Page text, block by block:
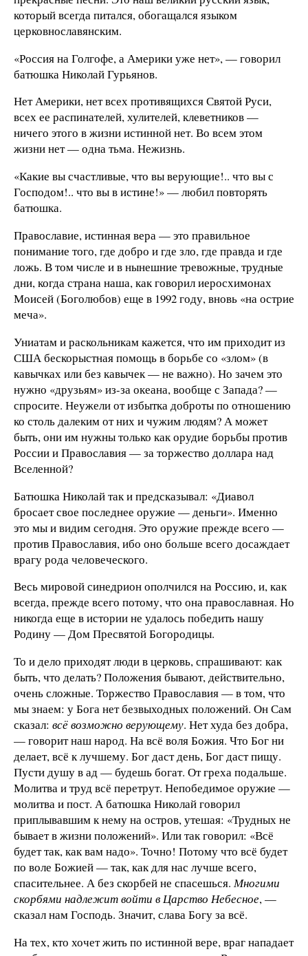
который всегда питался, обогащался языком
церковнославянским.
«Россия на Голгофе, а Америки уже нет», — говорил
батюшка Николай Гурьянов.
Нет Америки, нет всех противящихся Святой Руси,
всех ее распинателей, хулителей, клеветников —
ничего этого в жизни истинной нет. Во всем этом
жизни нет — одна тьма. Нежизнь.
«Какие вы счастливые, что вы верующие!.. что вы с
Господом!.. что вы в истине!» — любил повторять
батюшка.
Православие, истинная вера — это правильное
понимание того, где добро и где зло, где правда и где
ложь. В том числе и в нынешние тревожные, трудные
дни, когда страна наша, как говорил иеросхимонах
Моисей (Боголюбов) еще в 1992 году, вновь «на острие
меча».
Униатам и раскольникам кажется, что им приходит из
США бескорыстная помощь в борьбе со «злом» (в
кавычках или без кавычек — не важно). Но зачем это
нужно «друзьям» из-за океана, вообще с Запада? —
спросите. Неужели от избытка доброты по отношению
ко столь далеким от них и чужим людям? А может
быть, они им нужны только как орудие борьбы против
России и Православия — за торжество доллара над
Вселенной?
Батюшка Николай так и предсказывал: «Диавол
бросает свое последнее оружие — деньги». Именно
это мы и видим сегодня. Это оружие прежде всего —
против Православия, ибо оно больше всего досаждает
врагу рода человеческого.
Весь мировой синедрион ополчился на Россию, и, как
всегда, прежде всего потому, что она православная. Но
никогда еще в истории не удалось победить нашу
Родину — Дом Пресвятой Богородицы.
То и дело приходят люди в церковь, спрашивают: как
быть, что делать? Положения бывают, действительно,
очень сложные. Торжество Православия — в том, что
мы знаем: у Бога нет безвыходных положений. Он Сам
сказал: всё возможно верующему. Нет худа без добра,
— говорит наш народ. На всё воля Божия. Что Бог ни
делает, всё к лучшему. Бог даст день, Бог даст пищу.
Пусти душу в ад — будешь богат. От греха подальше.
Молитва и труд всё перетрут. Непобедимое оружие —
молитва и пост. А батюшка Николай говорил
приплывавшим к нему на остров, утешая: «Трудных не
бывает в жизни положений». Или так говорил: «Всё
будет так, как вам надо». Точно! Потому что всё будет
по воле Божией — так, как для нас лучше всего,
спасительнее. А без скорбей не спасешься. Многими
скорбями надлежит войти в Царство Небесное, —
сказал нам Господь. Значит, слава Богу за всё.
На тех, кто хочет жить по истинной вере, враг нападает